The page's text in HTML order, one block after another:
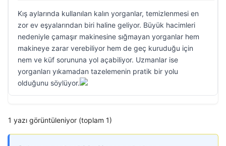
Kış aylarında kullanılan kalın yorganlar, temizlenmesi en
zor ev eşyalarından biri haline geliyor. Büyük hacimleri
nedeniyle çamaşır makinesine sığmayan yorganlar hem
makineye zarar verebiliyor hem de geç kuruduğu için
nem ve küf sorununa yol açabiliyor. Uzmanlar ise
yorganları yıkamadan tazelemenin pratik bir yolu
olduğunu söylüyor.
1 yazı görüntüleniyor (toplam 1)